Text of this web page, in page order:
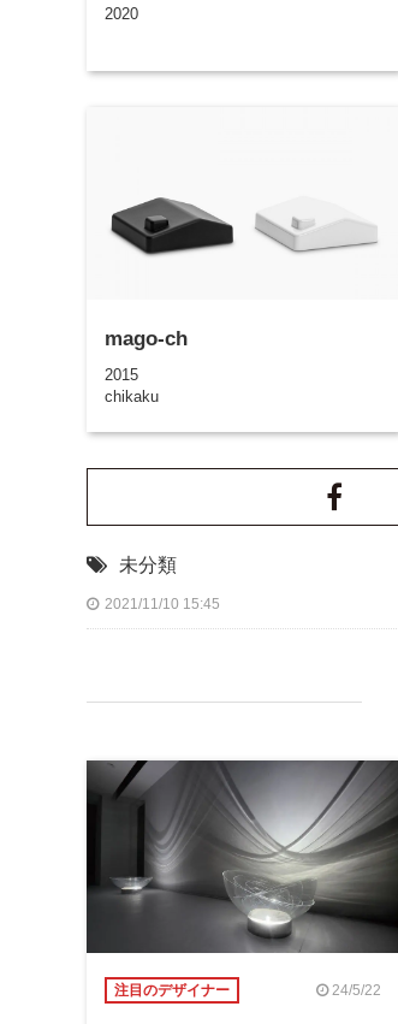
2020
mago-ch
2015
chikaku
未分類
2021/11/10 15:45
注目のデザイナー 24/5/22